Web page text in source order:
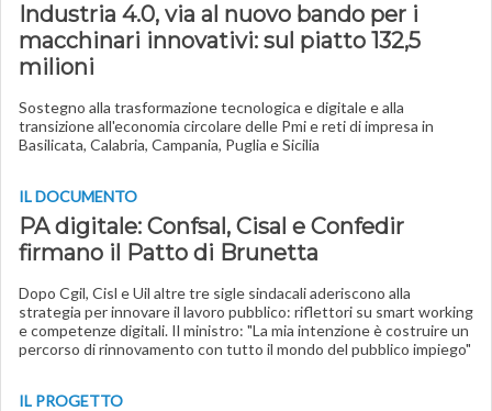
Industria 4.0, via al nuovo bando per i
macchinari innovativi: sul piatto 132,5
milioni
Sostegno alla trasformazione tecnologica e digitale e alla
transizione all'economia circolare delle Pmi e reti di impresa in
Basilicata, Calabria, Campania, Puglia e Sicilia
IL DOCUMENTO
PA digitale: Confsal, Cisal e Confedir
firmano il Patto di Brunetta
Dopo Cgil, Cisl e Uil altre tre sigle sindacali aderiscono alla
strategia per innovare il lavoro pubblico: riflettori su smart working
e competenze digitali. Il ministro: "La mia intenzione è costruire un
percorso di rinnovamento con tutto il mondo del pubblico impiego"
IL PROGETTO